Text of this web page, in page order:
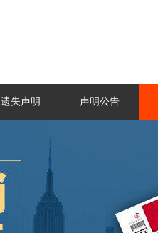
遗失声明 声明公告